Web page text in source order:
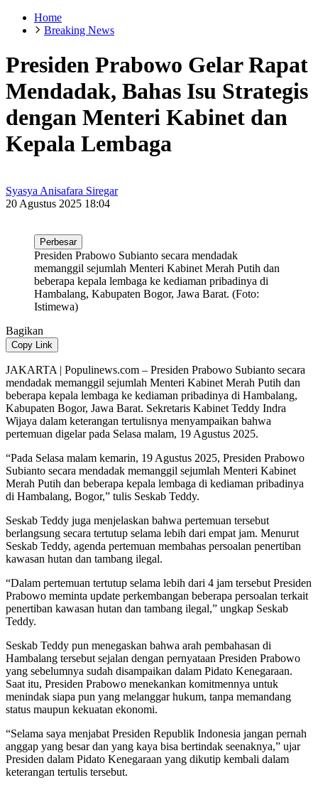
Home
Breaking News
Presiden Prabowo Gelar Rapat
Mendadak, Bahas Isu Strategis
dengan Menteri Kabinet dan
Kepala Lembaga
Syasya Anisafara Siregar
20 Agustus 2025 18:04
Perbesar
Presiden Prabowo Subianto secara mendadak
memanggil sejumlah Menteri Kabinet Merah Putih dan
beberapa kepala lembaga ke kediaman pribadinya di
Hambalang, Kabupaten Bogor, Jawa Barat. (Foto:
Istimewa)
Bagikan
Copy Link
JAKARTA | Populinews.com – Presiden Prabowo Subianto secara
mendadak memanggil sejumlah Menteri Kabinet Merah Putih dan
beberapa kepala lembaga ke kediaman pribadinya di Hambalang,
Kabupaten Bogor, Jawa Barat. Sekretaris Kabinet Teddy Indra
Wijaya dalam keterangan tertulisnya menyampaikan bahwa
pertemuan digelar pada Selasa malam, 19 Agustus 2025.
“Pada Selasa malam kemarin, 19 Agustus 2025, Presiden Prabowo
Subianto secara mendadak memanggil sejumlah Menteri Kabinet
Merah Putih dan beberapa kepala lembaga di kediaman pribadinya
di Hambalang, Bogor,” tulis Seskab Teddy.
Seskab Teddy juga menjelaskan bahwa pertemuan tersebut
berlangsung secara tertutup selama lebih dari empat jam. Menurut
Seskab Teddy, agenda pertemuan membahas persoalan penertiban
kawasan hutan dan tambang ilegal.
“Dalam pertemuan tertutup selama lebih dari 4 jam tersebut Presiden
Prabowo meminta update perkembangan beberapa persoalan terkait
penertiban kawasan hutan dan tambang ilegal,” ungkap Seskab
Teddy.
Seskab Teddy pun menegaskan bahwa arah pembahasan di
Hambalang tersebut sejalan dengan pernyataan Presiden Prabowo
yang sebelumnya sudah disampaikan dalam Pidato Kenegaraan.
Saat itu, Presiden Prabowo menekankan komitmennya untuk
menindak siapa pun yang melanggar hukum, tanpa memandang
status maupun kekuatan ekonomi.
“Selama saya menjabat Presiden Republik Indonesia jangan pernah
anggap yang besar dan yang kaya bisa bertindak seenaknya,” ujar
Presiden dalam Pidato Kenegaraan yang dikutip kembali dalam
keterangan tertulis tersebut.